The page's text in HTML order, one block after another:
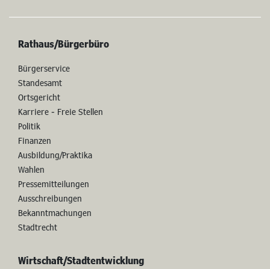
Rathaus/Bürgerbüro
Bürgerservice
Standesamt
Ortsgericht
Karriere - Freie Stellen
Politik
Finanzen
Ausbildung/Praktika
Wahlen
Pressemitteilungen
Ausschreibungen
Bekanntmachungen
Stadtrecht
Wirtschaft/Stadtentwicklung